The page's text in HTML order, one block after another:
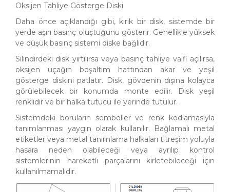
Oksijen Tahliye Gösterge Diski
Daha önce açıklandığı gibi, kırık bir disk, sistemde bir
yerde aşırı basınç oluştuğunu gösterir. Genellikle yüksek
ve düşük basınç sistemi diske bağlıdır.
Silindirdeki disk yırtılırsa veya basınç tahliye valfi açılırsa,
oksijen uçağın boşaltım hattından akar ve yeşil
gösterge diskini patlatır. Disk, gövdenin dışına kolayca
görülebilecek bir konumda monte edilir. Disk yeşil
renklidir ve bir halka tutucu ile yerinde tutulur.
Sistemdeki boruların semboller ve renk kodlamasıyla
tanımlanması yaygın olarak kullanılır. Bağlamalı metal
etiketler veya metal tanımlama halkaları titreşim yoluyla
hasara neden olabileceği veya ayrılıp kontrol
sistemlerinin hareketli parçalarını kirletebileceği için
kullanılmamalıdır.